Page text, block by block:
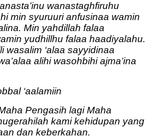
wanastaghfiruhu
min syuruuri anfusinaa wamin
Min yahdillah falaa
yudhillhu falaa haadiyalahu.
wasalim ‘alaa sayyidinaa
alihi wasohbihi ajma’ina
‘aalamiin
Pengasih lagi Maha
kami kehidupan yang
dan keberkahan.